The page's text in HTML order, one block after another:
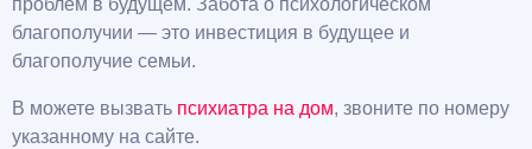
проблем в будущем. Забота о психологическом
благополучии — это инвестиция в будущее и
благополучие семьи.
В можете вызвать психиатра на дом, звоните по номеру
указанному на сайте.